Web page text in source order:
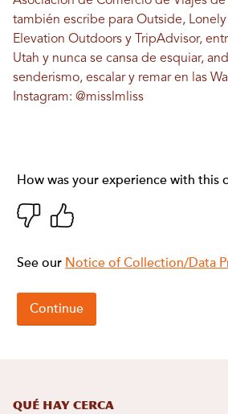
también escribe para Outside, Lonely
Elevation Outdoors y TripAdvisor,
Utah y nunca se cansa de esquiar,
senderismo, escalar y remar en las
Instagram: @misslmliss
Qué hay cerca